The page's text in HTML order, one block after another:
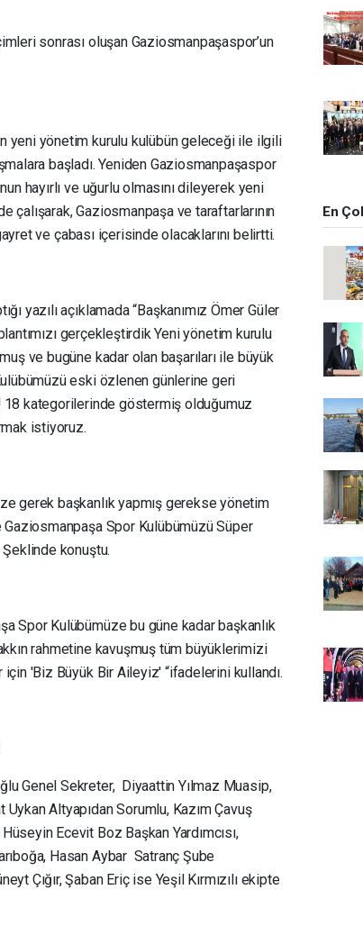
sonrası oluşan Gaziosmanpaşaspor’un
yeni yönetim kurulu kulübün geleceği ile ilgili
başladı. Yeniden Gaziosmanpaşaspor
hayırlı ve uğurlu olmasını dileyerek yeni
Gaziosmanpaşa ve taraftarlarının
ve çabası içerisinde olacaklarını belirtti.
yazılı açıklamada “Başkanımız Ömer Güler
gerçekleştirdik Yeni yönetim kurulu
ve bugüne kadar olan başarıları ile büyük
eski özlenen günlerine geri
kategorilerinde göstermiş olduğumuz
istiyoruz.
gerek başkanlık yapmış gerekse yönetim
Spor Kulübümüzü Süper
konuştu.
Spor Kulübümüze bu güne kadar başkanlık
rahmetine kavuşmuş tüm büyüklerimizi
'Biz Büyük Bir Aileyiz' “ifadelerini kullandı.
Genel Sekreter, Diyaattin Yılmaz Muasip,
Altyapıdan Sorumlu, Kazım Çavuş
Ecevit Boz Başkan Yardımcısı,
Hasan Aybar Satranç Şube
Çığır, Şaban Eriç ise Yeşil Kırmızılı ekipte
En